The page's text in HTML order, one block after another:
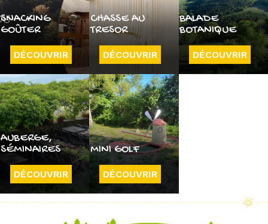
SNACKING
GOÛTER
DÉCOUVRIR
CHASSE AU
TRESOR
DÉCOUVRIR
BALADE
BOTANIQUE
DÉCOUVRIR
AUBERGE,
SÉMINAIRES
DÉCOUVRIR
MINI GOLF
DÉCOUVRIR